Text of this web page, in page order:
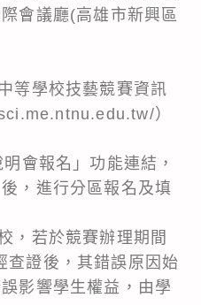
會議廳(高雄市新興區
等學校技藝競賽資訊
）
會報名」功能連結，
，進行分區報名及填
，若於競賽辦理期間
查證後，其錯誤原因始
影響學生權益，由學